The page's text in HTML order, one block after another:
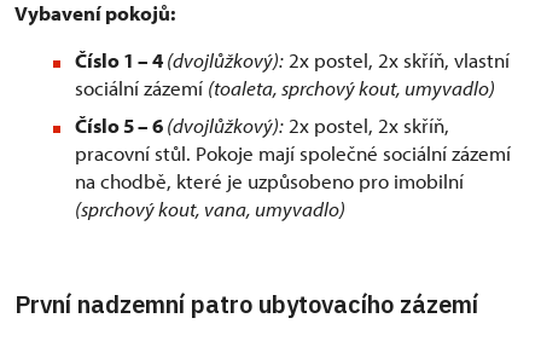
Vybavení pokojů:
Číslo 1 – 4(dvojlůžkový): 2x postel, 2x skříň, vlastní
sociální zázemí (toaleta, sprchový kout, umyvadlo)
Číslo 5 – 6(dvojlůžkový): 2x postel, 2x skříň,
pracovní stůl. Pokoje mají společné sociální zázemí
na chodbě, které je uzpůsobeno pro imobilní
(sprchový kout, vana, umyvadlo)
První nadzemní patro ubytovacího zázemí